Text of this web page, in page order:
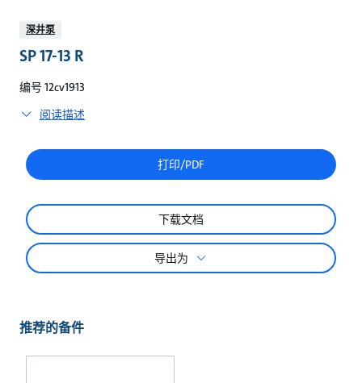
较
深井泵
SP 17-13 R
编号 12cv1913
阅读描述
打印/PDF
下载文档
导出为
推荐的备件